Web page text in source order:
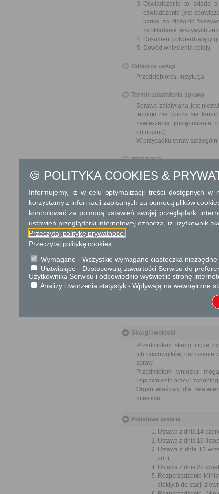
Oświadczenie to składa
oświadczenie jest
karnej za złożenie
za składanie fałszywych
Dokument potwierdzający
Dowód wniesienia opłaty.
Odbiorca usługi
Przedsiębiorca, Instytucja
Termin załatwienia sprawy
Sprawa załatwiana jest
terminu nie wlicza się
zawieszenia postępowania
od organu).
W przypadku spraw
Informacja
Dodatkowe
Opłata
107 zł - opłata skarbowa
ciekłych.
53,50 zł - opłata
wypis lub kopia - od
Tryb odwoławczy
Odwołanie wnosi się do
za pośrednictwem organu,
Skargi i wnioski
Przedmiotem skargi może
ich pracowników, naruszenie
spraw.
Przedmiotem wniosku
usprawnienie pracy i
Organ właściwy dla
miesiąca.
Podstawa prawna
Ustawa z dnia 14
Ustawa z dnia 16
Ustawa z dnia 13
zm.)
Ustawa z dnia 27
Rozporządzenie
ciekłych do stacji
🍪 POLITYKA COOKIES &
Informujemy, iż w celu optymalizacji treści dostępnych w
korzystamy z informacji zapisanych za pomocą plików
kontrolować za pomocą ustawień swojej przeglądarki
ustawień przeglądarki internetowej oznacza, iż użytkownik
Przeczytaj politykę prywatności
Przeczytaj politykę cookies
Wymagane - Wszystkie wymagane ciasteczka
Ułatwiające - Dostosowują zawartości Serwisu do
Użytkownika Serwisu i odpowiednio wyświetlić stronę
Analizy i tworzenia statystyk - Wpływają na wewnętrzne